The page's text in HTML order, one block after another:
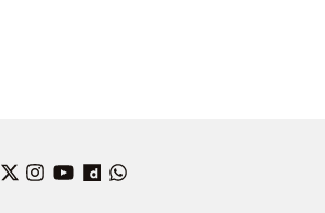
Facebook
Twitter
Instagram
YouTube
Dailymotion